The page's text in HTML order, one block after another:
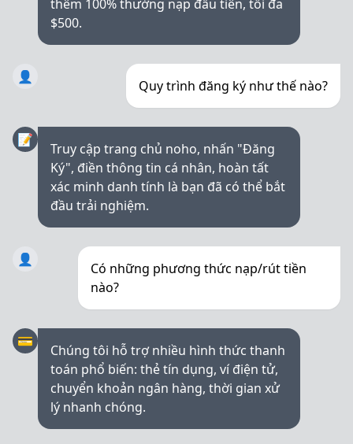
thêm 100% thưởng nạp đầu tiên, tối đa
$500.
👤
Quy trình đăng ký như thế nào?
📝
Truy cập trang chủ noho, nhấn "Đăng
Ký", điền thông tin cá nhân, hoàn tất
xác minh danh tính là bạn đã có thể bắt
đầu trải nghiệm.
👤
Có những phương thức nạp/rút tiền
nào?
💳
Chúng tôi hỗ trợ nhiều hình thức thanh
toán phổ biến: thẻ tín dụng, ví điện tử,
chuyển khoản ngân hàng, thời gian xử
lý nhanh chóng.